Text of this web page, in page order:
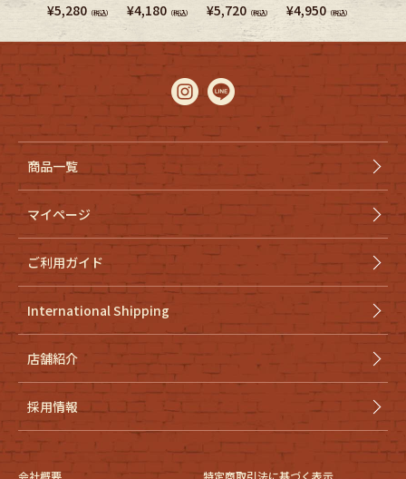
¥5,280 （税込） ¥4,180 （税込） ¥5,720 （税込） ¥4,950 （税込） 3,740
商品一覧
マイページ
ご利用ガイド
International Shipping
店舗紹介
採用情報